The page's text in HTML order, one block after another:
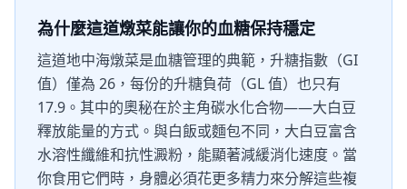
為什麼這道燉菜能讓你的血糖保持穩定
這道地中海燉菜是血糖管理的典範，升糖指數（GI
值）僅為 26，每份的升糖負荷（GL 值）也只有
17.9。其中的奧秘在於主角碳水化合物——大白豆
釋放能量的方式。與白飯或麵包不同，大白豆富含
水溶性纖維和抗性澱粉，能顯著減緩消化速度。當
你食用它們時，身體必須花更多精力來分解這些複